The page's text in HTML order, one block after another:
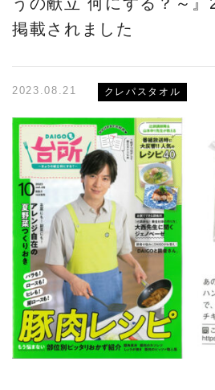
掲載されました
2023.08.21 クレパスタオル